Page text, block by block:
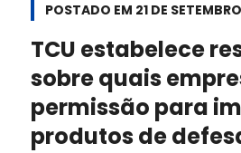
POSTADO EM 21 DE
TCU estabelece
sobre quais
permissão para
produtos de